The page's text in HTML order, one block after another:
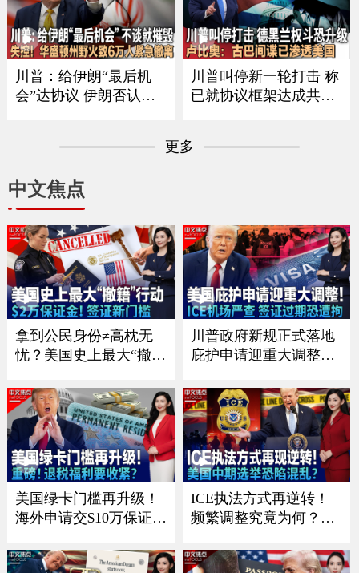
直升机遇安全事件 FAA
调查｜川普到访前夕 武
装男子在其高尔夫球场
外被捕《中文正点》26.
8.5
起诉25人 欲撤其美国国
籍｜非法移民船只船英
吉利海峡起火 157人获
救《中文正点》26.8.4
川普：给伊朗“最后机
会”达协议 伊朗否认正
换来参院支持｜国安部
GA人士欲撤其职｜华盛
顿州野火失控 6万人撤
离《中文正点》26.8.3
川普叫停新一轮打击 称
已就协议框架达成共识
已渗透美国｜劲球大奖
文正点》26.8.2
更多
中文焦点
拿到公民身份≠高枕无
忧？美国史上最大“撤
华人；川普政府实施签
证新政策！最高需缴2万
美元保证金；罕见！国
务院缩减海外布局 拟关
闭五个使领馆《中文焦
点》8/6/2026
川普政府新规正式落地
庇护申请迎重大调整；I
期恐被当场带走；纽约
移民执法升级！曝皇后
区率先展开搜捕；移民
政策已见成效？美国暴
力犯罪持续下降《中文
焦点》7/30/2026
美国绿卡门槛再升级！
海外申请交$10万保证
要收紧？移民税收抵免
ICE执法方式再逆转！
频繁调整究竟为何？；
非法移民获消费信贷；